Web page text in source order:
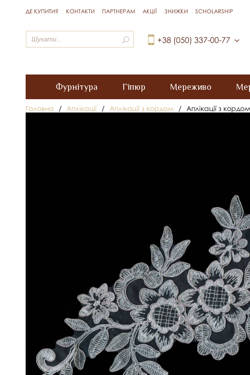
ДЕ КУПИТИ? КОНТАКТИ ПАРТНЕРАМ АКЦІЇ ЗНИЖКИ SCHOLARSHIP
+38 (050) 337-00-77
Фурнітура Гіпюр Мереживо
Головна / Аплікації / Аплікації з кордом / Аплікації з